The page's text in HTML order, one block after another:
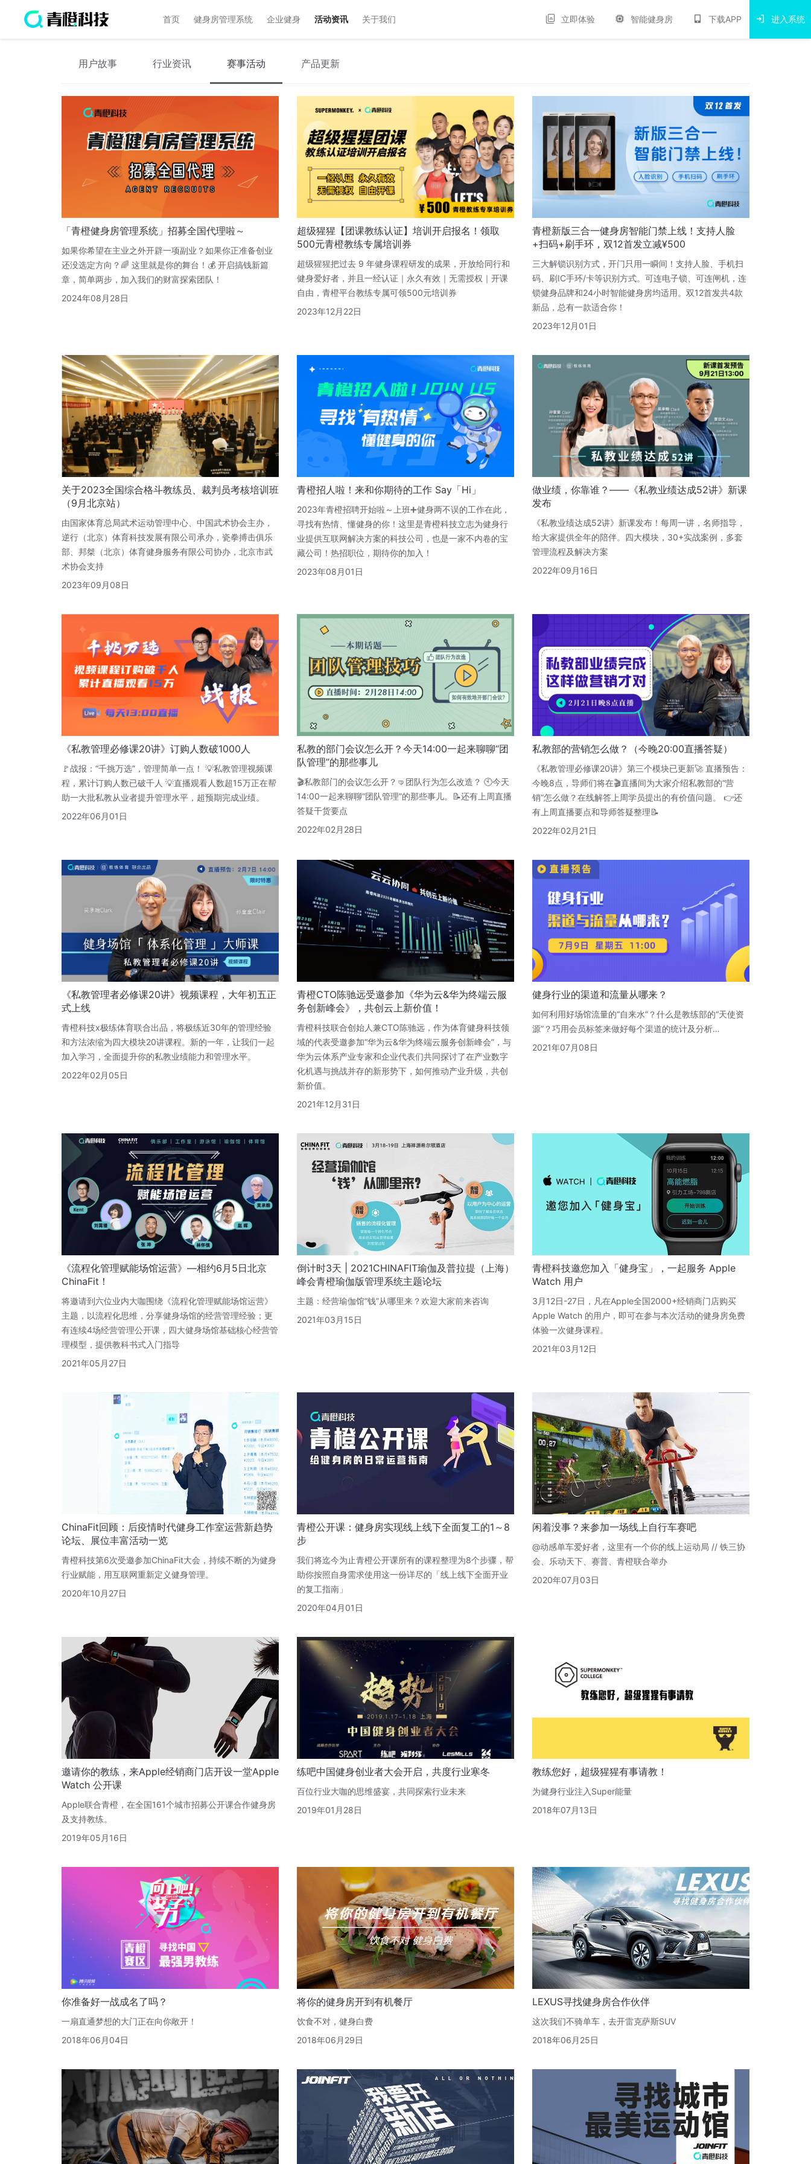
首页 健身房管理系统 企业健身 活动资讯 关于我们 立即体验 智能健身房 下载APP 进入系统
用户故事 行业资讯 赛事活动 产品更新
「青橙健身房管理系统」招募全国代理啦～
如果你希望在主业之外开辟一项副业？如果你正准备创业
还没选定方向？🌈 这里就是你的舞台！💰 开启搞钱新篇
章，简单两步，加入我们的财富探索团队！
2024年08月28日
超级猩猩【团课教练认证】培训开启报名！领取
500元青橙教练专属培训券
超级猩猩把过去 9 年健身课程研发的成果，开放给同行和
健身爱好者，并且一经认证｜永久有效｜无需授权｜开课
自由，青橙平台教练专属可领500元培训券
2023年12月22日
青橙新版三合一健身房智能门禁上线！支持人脸
+扫码+刷手环，双12首发立减¥500
三大解锁识别方式，开门只用一瞬间！支持人脸、手机扫
码、刷IC手环/卡等识别方式。可连电子锁、可连闸机，连
锁健身品牌和24小时智能健身房均适用。双12首发共4款
新品，总有一款适合你！
2023年12月01日
关于2023全国综合格斗教练员、裁判员考核培训班
（9月北京站）
由国家体育总局武术运动管理中心、中国武术协会主办，
逆行（北京）体育科技发展有限公司承办，瓷拳搏击俱乐
部、邦桀（北京）体育健身服务有限公司协办，北京市武
术协会支持
2023年09月08日
青橙招人啦！来和你期待的工作 Say「Hi」
2023年青橙招聘开始啦～上班➕健身两不误的工作在此，
寻找有热情、懂健身的你！这里是青橙科技立志为健身行
业提供互联网解决方案的科技公司，也是一家不内卷的宝
藏公司！热招职位，期待你的加入！
2023年08月01日
做业绩，你靠谁？——《私教业绩达成52讲》新课
发布
《私教业绩达成52讲》新课发布！每周一讲，名师指导，
给大家提供全年的陪伴。四大模块，30+实战案例，多套
管理流程及解决方案
2022年09月16日
《私教管理必修课20讲》订购人数破1000人
🚩战报：“千挑万选”，管理简单一点！ 💡私教管理视频课
程，累计订购人数已破千人 💡直播观看人数超15万正在帮
助一大批私教从业者提升管理水平，超预期完成业绩。
2022年06月01日
私教的部门会议怎么开？今天14:00一起来聊聊“团
队管理”的那些事儿
🎬私教部门的会议怎么开？🤜团队行为怎么改造？ 🕙今天
14:00一起来聊聊“团队管理”的那些事儿。📝还有上周直播
答疑干货要点
2022年02月28日
私教部的营销怎么做？（今晚20:00直播答疑）
《私教管理必修课20讲》第三个模块已更新🚀 直播预告：
今晚8点，导师们将在🎬直播间为大家介绍私教部的“营
销”怎么做？在线解答上周学员提出的有价值问题。 👉还
有上周直播要点和导师答疑整理📝
2022年02月21日
《私教管理者必修课20讲》视频课程，大年初五正
式上线
青橙科技x极练体育联合出品，将极练近30年的管理经验
和方法浓缩为四大模块20讲课程。新的一年，让我们一起
加入学习，全面提升你的私教业绩能力和管理水平。
2022年02月05日
青橙CTO陈驰远受邀参加《华为云&华为终端云服
务创新峰会》，共创云上新价值！
青橙科技联合创始人兼CTO陈驰远，作为体育健身科技领
域的代表受邀参加“华为云&华为终端云服务创新峰会”，与
华为云体系产业专家和企业代表们共同探讨了在产业数字
化机遇与挑战并存的新形势下，如何推动产业升级，共创
新价值。
2021年12月31日
健身行业的渠道和流量从哪来？
如何利用好场馆流量的“自来水”？什么是教练部的“天使资
源”？巧用会员标签来做好每个渠道的统计及分析…
2021年07月08日
《流程化管理赋能场馆运营》—相约6月5日北京
ChinaFit！
将邀请到六位业内大咖围绕《流程化管理赋能场馆运营》
主题，以流程化思维，分享健身场馆的经营管理经验；更
有连续4场经营管理公开课，四大健身场馆基础核心经营管
理模型，提供教科书式入门指导
2021年05月27日
倒计时3天 | 2021CHINAFIT瑜伽及普拉提（上海）
峰会青橙瑜伽版管理系统主题论坛
主题：经营瑜伽馆“钱”从哪里来？欢迎大家前来咨询
2021年03月15日
青橙科技邀您加入「健身宝」，一起服务 Apple
Watch 用户
3月12日-27日，凡在Apple全国2000+经销商门店购买
Apple Watch 的用户，即可在参与本次活动的健身房免费
体验一次健身课程。
2021年03月12日
ChinaFit回顾：后疫情时代健身工作室运营新趋势
论坛、展位丰富活动一览
青橙科技第6次受邀参加ChinaFit大会，持续不断的为健身
行业赋能，用互联网重新定义健身管理。
2020年10月27日
青橙公开课：健身房实现线上线下全面复工的1～8
步
我们将迄今为止青橙公开课所有的课程整理为8个步骤，帮
助你按照自身需求使用这一份详尽的「线上线下全面开业
的复工指南」
2020年04月01日
闲着没事？来参加一场线上自行车赛吧
@动感单车爱好者，这里有一个你的线上运动局 // 铁三协
会、乐动天下、赛普、青橙联合举办
2020年07月03日
邀请你的教练，来Apple经销商门店开设一堂Apple
Watch 公开课
Apple联合青橙，在全国161个城市招募公开课合作健身房
及支持教练。
2019年05月16日
练吧中国健身创业者大会开启，共度行业寒冬
百位行业大咖的思维盛宴，共同探索行业未来
2019年01月28日
教练您好，超级猩猩有事请教！
为健身行业注入Super能量
2018年07月13日
你准备好一战成名了吗？
一扇直通梦想的大门正在向你敞开！
2018年06月04日
将你的健身房开到有机餐厅
饮食不对，健身白费
2018年06月29日
LEXUS寻找健身房合作伙伴
这次我们不骑单车，去开雷克萨斯SUV
2018年06月25日